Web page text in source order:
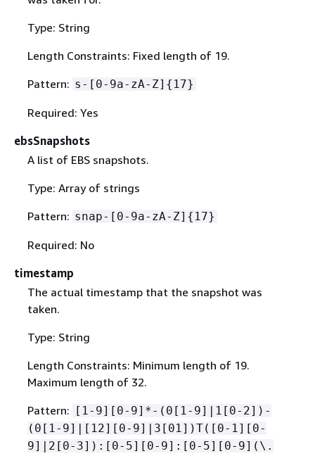
Type: String
Length Constraints: Fixed length of 19.
Pattern: s-[0-9a-zA-Z] { 17}
Required: Yes
ebsSnapshots
A list of EBS snapshots.
Type: Array of strings
Pattern: snap-[0-9a-zA-Z] { 17}
Required: No
timestamp
The actual timestamp that the snapshot was
taken.
Type: String
Length Constraints: Minimum length of 19.
Maximum length of 32.
Pattern: [1-9][0-9]*-(0[1-9]|1[0-2])-
(0[1-9]|[12][0-9]|3[01])T([0-1][0-
9]|2[0-3]):[0-5][0-9]:[0-5][0-9](\.